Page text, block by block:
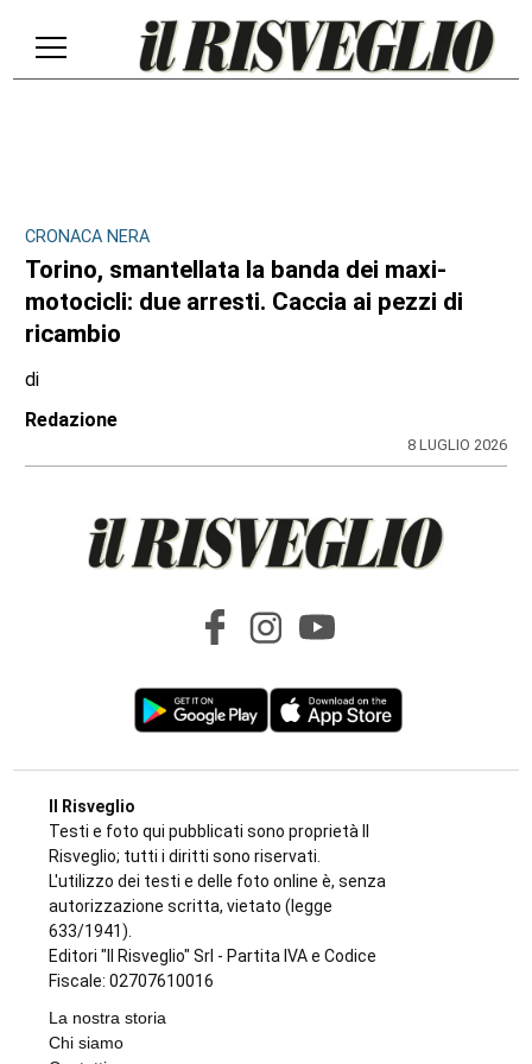
CRONACA NERA
Torino, smantellata la banda dei maxi-
motocicli: due arresti. Caccia ai pezzi di
ricambio
di
Redazione
8 LUGLIO 2026
Il Risveglio
Testi e foto qui pubblicati sono proprietà Il
Risveglio; tutti i diritti sono riservati.
L'utilizzo dei testi e delle foto online è, senza
autorizzazione scritta, vietato (legge
633/1941).
Editori "Il Risveglio" Srl - Partita IVA e Codice
Fiscale: 02707610016
La nostra storia
Chi siamo